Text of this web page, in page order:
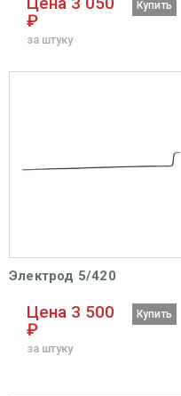
₽
за штуку
Купить
Электрод 5/420
Цена 3 500
₽
за штуку
Купить